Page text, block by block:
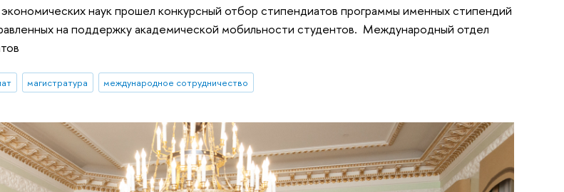
наук прошел конкурсный отбор стипендиатов программы именных стипендий
на поддержку академической мобильности студентов. Международный отдел
магистратура международное сотрудничество